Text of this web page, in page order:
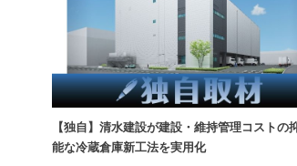
【独自】清水建設が建設・維持管理コストの
能な冷蔵倉庫新工法を実用化